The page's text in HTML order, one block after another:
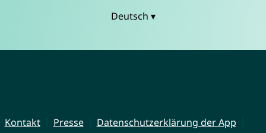
Deutsch ▾
Kontakt Presse
Datenschutzerklärung der App